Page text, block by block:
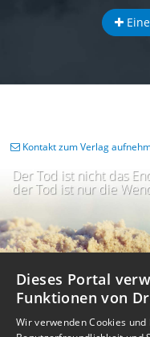
Der Tod ist nicht das
der Tod ist nur die
Kontakt zum Verlag
Dieses Portal
Funktionen von
Wir verwenden Cookies